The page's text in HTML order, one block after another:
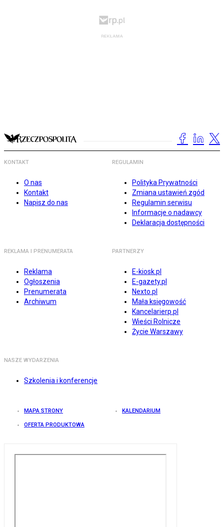
KONTAKT
O nas
Kontakt
Napisz do nas
REGULAMIN
Polityka Prywatności
Zmiana ustawień zgód
Regulamin serwisu
Informacje o nadawcy
Deklaracja dostępności
REKLAMA I PRENUMERATA
Reklama
Ogłoszenia
Prenumerata
Archiwum
PARTNERZY
E-kiosk.pl
E-gazety.pl
Nexto.pl
Mała księgowość
Kancelarierp.pl
Wieści Rolnicze
Życie Warszawy
NASZE WYDARZENIA
Szkolenia i konferencje
MAPA STRONY KALENDARIUM
OFERTA PRODUKTOWA